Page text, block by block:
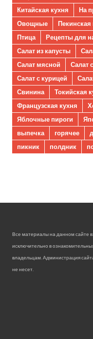
Китайская кухня
На
Овощные
Пекинская
Птица
Рецепты для
Салат из капусты
Салат мясной
Салат
Салат с курицей
Свинина
Токийская
Французская кухня
Яблочные пироги
выпечка
горячее
пикник
полдник
Все материалы на данном сайте
исключительно в
владельцам. Администрация
не несет.